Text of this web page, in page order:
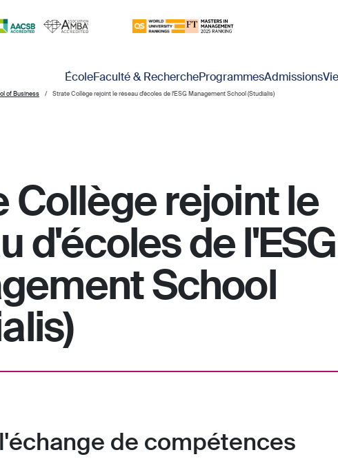
ÉcoleFaculté & RechercheProgrammesAdmissions
of Business Strate Collège rejoint le réseau d'écoles de l'ESG Management School (Studialis)
Collège rejoint le
d'écoles de l'ESG
School
de compétences